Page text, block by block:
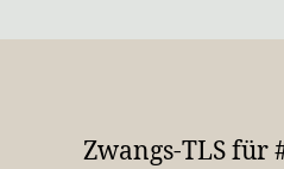
Zwangs-TLS für